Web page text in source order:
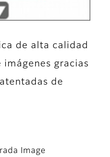
de alta calidad
gracias
de
Image